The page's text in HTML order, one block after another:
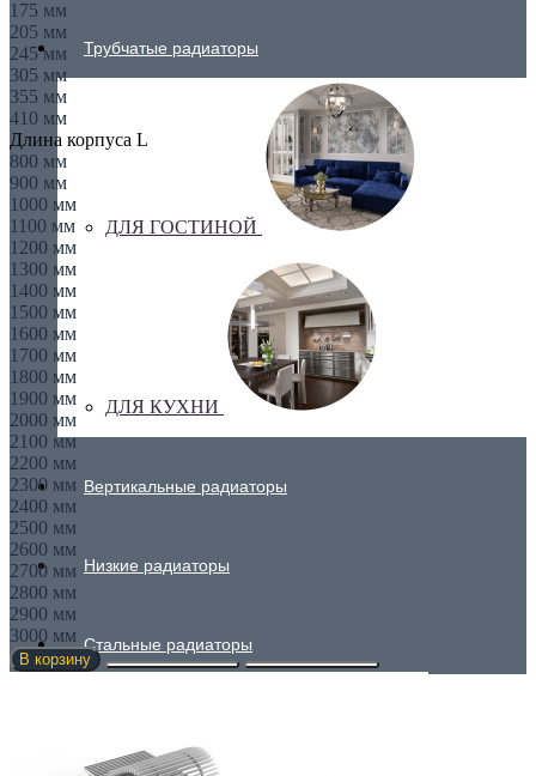
Трубчатые радиаторы
ДЛЯ ГОСТИНОЙ
ДЛЯ КУХНИ
Вертикальные радиаторы
Низкие радиаторы
Стальные радиаторы
175 мм
205 мм
245 мм
305 мм
355 мм
410 мм
Длина корпуса L
800 мм
900 мм
1000 мм
1100 мм
1200 мм
1300 мм
1400 мм
1500 мм
1600 мм
1700 мм
1800 мм
1900 мм
2000 мм
2100 мм
2200 мм
2300 мм
2400 мм
2500 мм
2600 мм
2700 мм
2800 мм
2900 мм
3000 мм
В корзину